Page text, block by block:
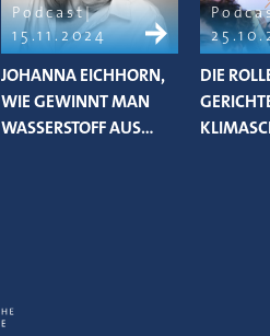
Podcast
15.11.2024
JOHANNA EICHHORN,
WIE GEWINNT MAN
WASSERSTOFF AUS…
DIE